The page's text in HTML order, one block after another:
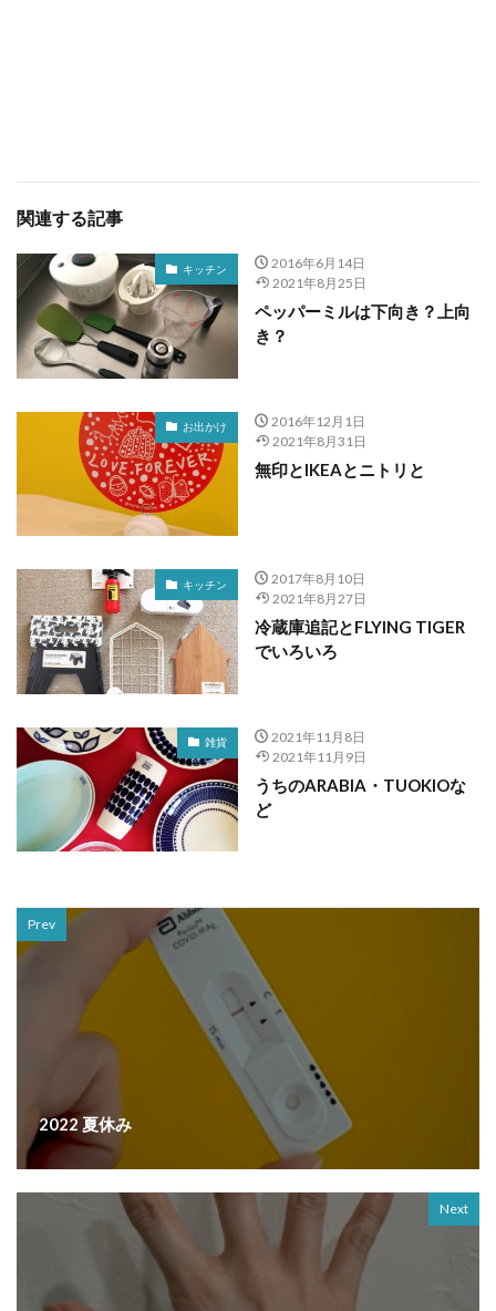
関連する記事
キッチン
2016年6月14日
2021年8月25日
ペッパーミルは下向き？上向
き？
お出かけ
2016年12月1日
2021年8月31日
無印とIKEAとニトリと
キッチン
2017年8月10日
2021年8月27日
冷蔵庫追記とFLYING TIGER
でいろいろ
雑貨
2021年11月8日
2021年11月9日
うちのARABIA・TUOKIOな
ど
Prev
2022 夏休み
Next